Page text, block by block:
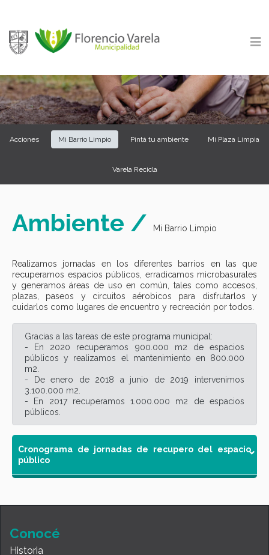
Acciones Mi Barrio Limpio Pintá tu ambiente Mi Plaza Limpia
Varela Recicla
Ambiente / Mi Barrio Limpio
Realizamos jornadas en los diferentes barrios en las que
recuperamos espacios públicos, erradicamos microbasurales
y generamos áreas de uso en común, tales como accesos,
plazas, paseos y circuitos aérobicos para disfrutarlos y
cuidarlos como lugares de encuentro y recreación por todos.
Gracias a las tareas de este programa municipal:
- En 2020 recuperamos 900.000 m2 de espacios
públicos y realizamos el mantenimiento en 800.000
m2.
- De enero de 2018 a junio de 2019 intervenimos
3.100.000 m2.
- En 2017 recuperamos 1.000.000 m2 de espacios
públicos.
Cronograma de jornadas de recupero del espacio
público
Conocé
Historia